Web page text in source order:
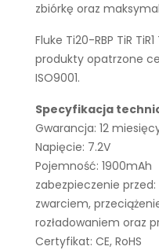
zbiórkę oraz
Fluke Ti20-RBP TiR
produkty opatrzone
ISO9001.
Specyfikacja
Gwarancja: 12
Napięcie: 7.2V
Pojemność: 1900mAh
zabezpieczenie
zwarciem,
rozładowaniem oraz
Certyfikat: CE, RoHS